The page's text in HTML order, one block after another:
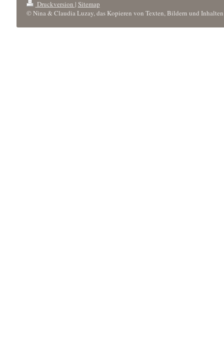
Druckversion | Sitemap
© Nina & Claudia Luzay, das Kopieren von Texten, Bildern und